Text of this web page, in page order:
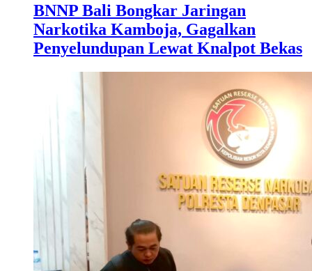
BNNP Bali Bongkar Jaringan
Narkotika Kamboja, Gagalkan
Penyelundupan Lewat Knalpot Bekas